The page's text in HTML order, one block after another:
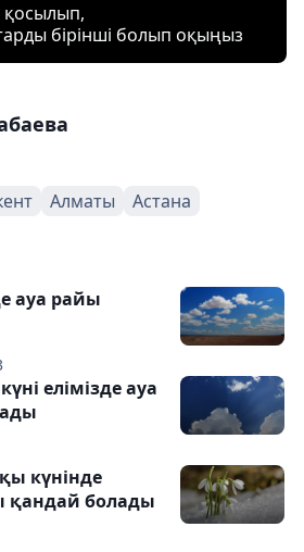
қосылып,
бірінші болып оқыңыз
Алматы Астана
ауа райы
елімізде ауа
күнінде
қандай болады